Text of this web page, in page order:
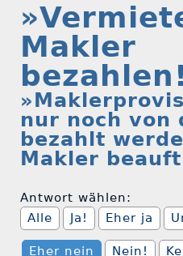
Makler
nur noch von
bezahlt
Makler
Antwort wählen:
Alle
Ja! Eher ja
Eher nein Nein!